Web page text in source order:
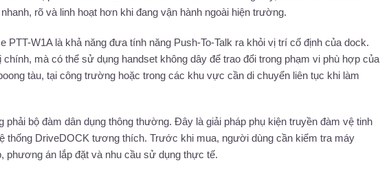
rõ và linh hoạt hơn khi đang vận hành ngoài hiện trường.
W1A là khả năng đưa tính năng Push-To-Talk ra khỏi vị trí cố định của dock.
mà có thể sử dụng handset không dây để trao đổi trong phạm vi phù hợp của
tàu, tại công trường hoặc trong các khu vực cần di chuyển liên tục khi làm
phải bộ đàm dân dụng thông thường. Đây là giải pháp phụ kiện truyền đàm vệ tinh
thống DriveDOCK tương thích. Trước khi mua, người dùng cần kiểm tra máy
phương án lắp đặt và nhu cầu sử dụng thực tế.